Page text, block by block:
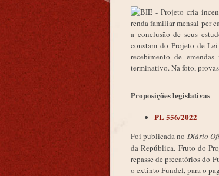
Proposições legislativas
PL 556/2022
Foi publicada no Diário
da República. Fruto do
repasse de precatórios do
o extinto Fundef, para o